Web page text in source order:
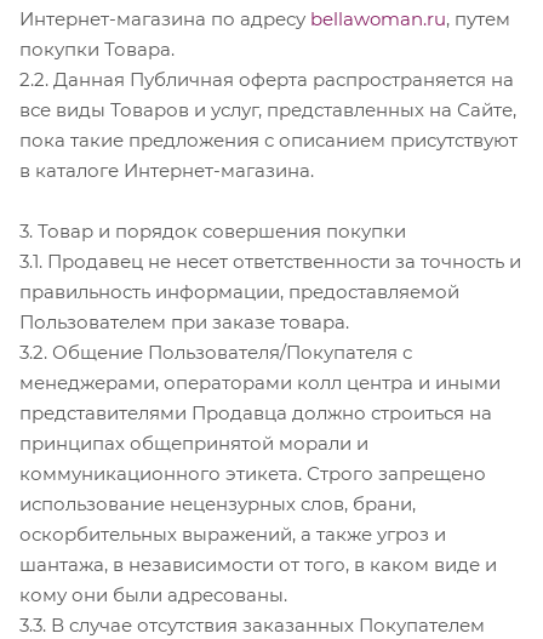
Интернет-магазина по адресу bellawoman.ru, путем
покупки Товара.
2.2. Данная Публичная оферта распространяется на
все виды Товаров и услуг, представленных на Сайте,
пока такие предложения с описанием присутствуют
в каталоге Интернет-магазина.
3. Товар и порядок совершения покупки
3.1. Продавец не несет ответственности за точность и
правильность информации, предоставляемой
Пользователем при заказе товара.
3.2. Общение Пользователя/Покупателя с
менеджерами, операторами колл центра и иными
представителями Продавца должно строиться на
принципах общепринятой морали и
коммуникационного этикета. Строго запрещено
использование нецензурных слов, брани,
оскорбительных выражений, а также угроз и
шантажа, в независимости от того, в каком виде и
кому они были адресованы.
3.3. В случае отсутствия заказанных Покупателем